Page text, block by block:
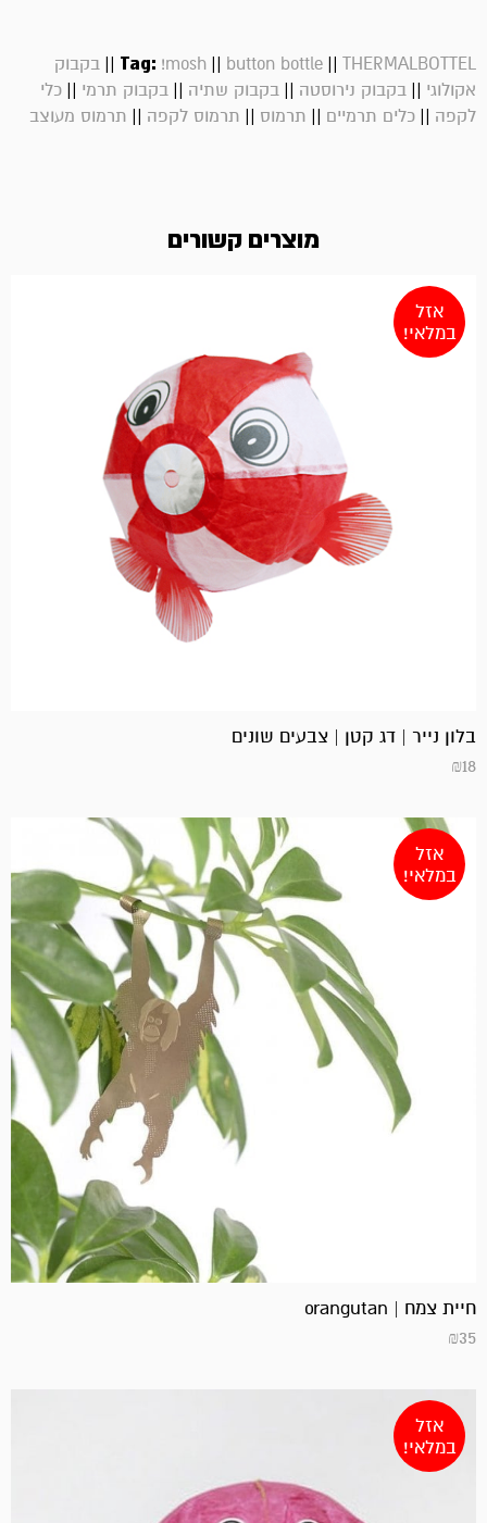
Tag: !mosh || button bottle || THERMALBOTTEL
|| בקבוק
אקולוגי || בקבוק נירוסטה || בקבוק שתיה || בקבוק תרמי || כלי
לקפה || כלים תרמיים || תרמוס || תרמוס לקפה || תרמוס מעוצב
מוצרים קשורים
אזל
במלאי!
בלון נייר | דג קטן | צבעים שונים
₪18
אזל
במלאי!
חיית צמח | orangutan
₪35
אזל
במלאי!